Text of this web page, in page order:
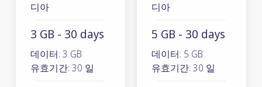
디아
3 GB - 30 days
데이터: 3 GB
유효기간: 30 일
디아
5 GB - 30 days
데이터: 5 GB
유효기간: 30 일